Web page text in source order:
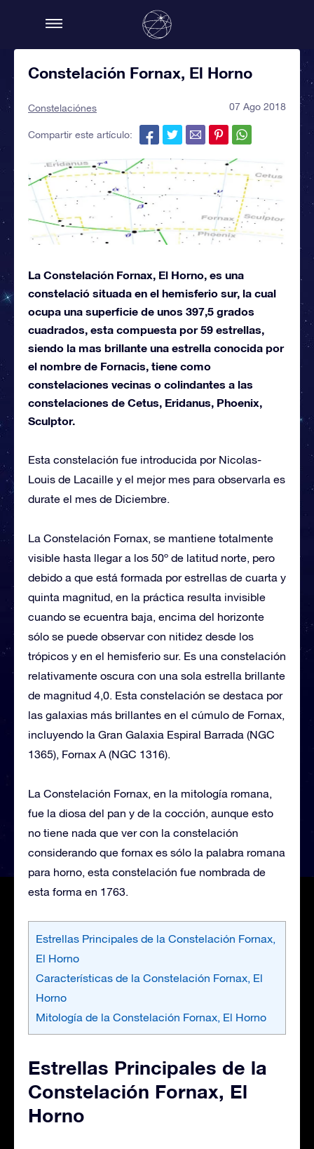
Constelación Fornax, El Horno
Constelaciónes 07 Ago 2018
Compartir este artículo:
La Constelación Fornax, El Horno, es una
constelació situada en el hemisferio sur, la cual
ocupa una superficie de unos 397,5 grados
cuadrados, esta compuesta por 59 estrellas,
siendo la mas brillante una estrella conocida por
el nombre de Fornacis, tiene como
constelaciones vecinas o colindantes a las
constelaciones de Cetus, Eridanus, Phoenix,
Sculptor.
Esta constelación fue introducida por Nicolas-
Louis de Lacaille y el mejor mes para observarla es
durate el mes de Diciembre.
La Constelación Fornax, se mantiene totalmente
visible hasta llegar a los 50º de latitud norte, pero
debido a que está formada por estrellas de cuarta y
quinta magnitud, en la práctica resulta invisible
cuando se ecuentra baja, encima del horizonte
sólo se puede observar con nitidez desde los
trópicos y en el hemisferio sur. Es una constelación
relativamente oscura con una sola estrella brillante
de magnitud 4,0. Esta constelación se destaca por
las galaxias más brillantes en el cúmulo de Fornax,
incluyendo la Gran Galaxia Espiral Barrada (NGC
1365), Fornax A (NGC 1316).
La Constelación Fornax, en la mitología romana,
fue la diosa del pan y de la cocción, aunque esto
no tiene nada que ver con la constelación
considerando que fornax es sólo la palabra romana
para horno, esta constelación fue nombrada de
esta forma en 1763.
Estrellas Principales de la Constelación Fornax,
El Horno
Características de la Constelación Fornax, El
Horno
Mitología de la Constelación Fornax, El Horno
Estrellas Principales de la
Constelación Fornax, El
Horno